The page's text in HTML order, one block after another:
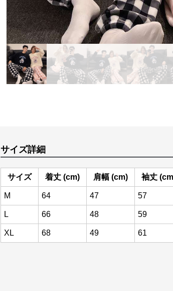
サイズ詳細
サイズ 着丈 (cm) 肩幅 (cm) 袖丈
M 64 47 57
L 66 48 59
XL 68 49 61